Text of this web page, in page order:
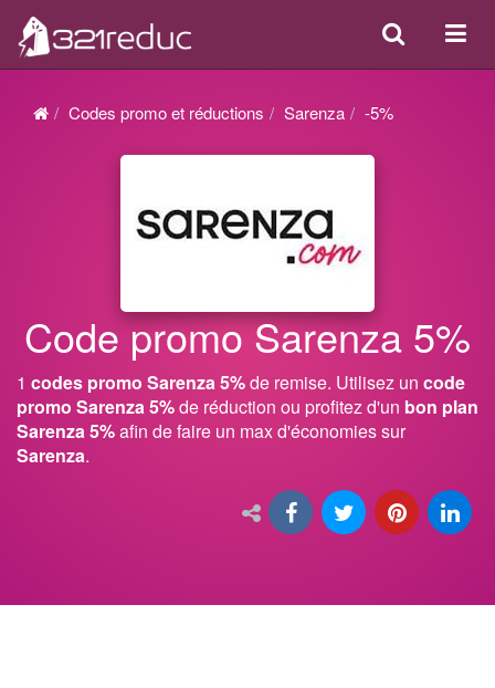
ou
Search
Codes promo et réductions Sarenza -5%
Code promo Sarenza 5%
1 codes promo Sarenza 5%de remise. Utilisez un code
promo Sarenza 5%de réduction ou profitez d'un bon plan
Sarenza 5%afin de faire un max d'économies sur
Sarenza.